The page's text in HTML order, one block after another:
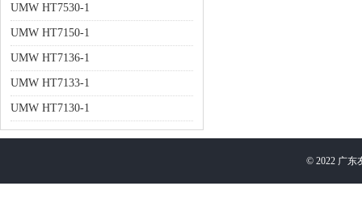
UMW HT7530-1
UMW HT7150-1
UMW HT7136-1
UMW HT7133-1
UMW HT7130-1
© 2022 广东